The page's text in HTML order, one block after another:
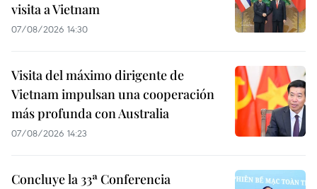
visita a Vietnam
07/08/2026 14:30
Visita del máximo dirigente de
Vietnam impulsan una cooperación
más profunda con Australia
07/08/2026 14:23
Concluye la 33ª Conferencia